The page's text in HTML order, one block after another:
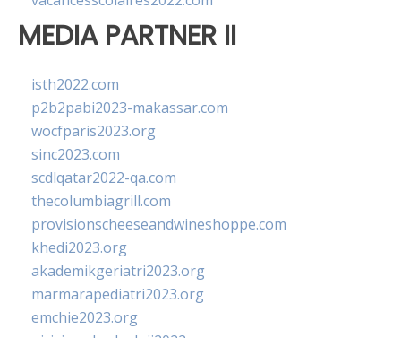
MEDIA PARTNER II
isth2022.com
p2b2pabi2023-makassar.com
wocfparis2023.org
sinc2023.com
scdlqatar2022-qa.com
thecolumbiagrill.com
provisionscheeseandwineshoppe.com
khedi2023.org
akademikgeriatri2023.org
marmarapediatri2023.org
emchie2023.org